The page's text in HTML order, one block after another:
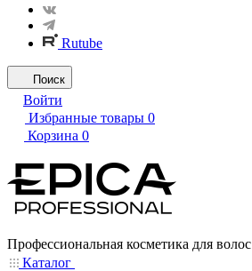
Rutube
Поиск
Войти
Избранные товары 0
Корзина 0
Профессиональная косметика для волос
Каталог